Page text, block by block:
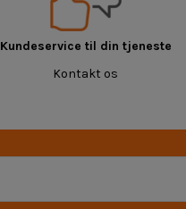
Kundeservice til din tjeneste
Kontakt os